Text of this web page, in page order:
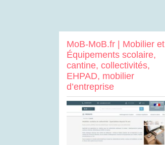
MoB-MoB.fr | Mobilier et
Équipements scolaire,
cantine, collectivités,
EHPAD, mobilier
d’entreprise